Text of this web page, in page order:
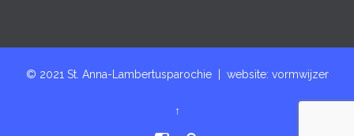
© 2021 St. Anna-Lambertusparochie | website: vormwijzer
↑